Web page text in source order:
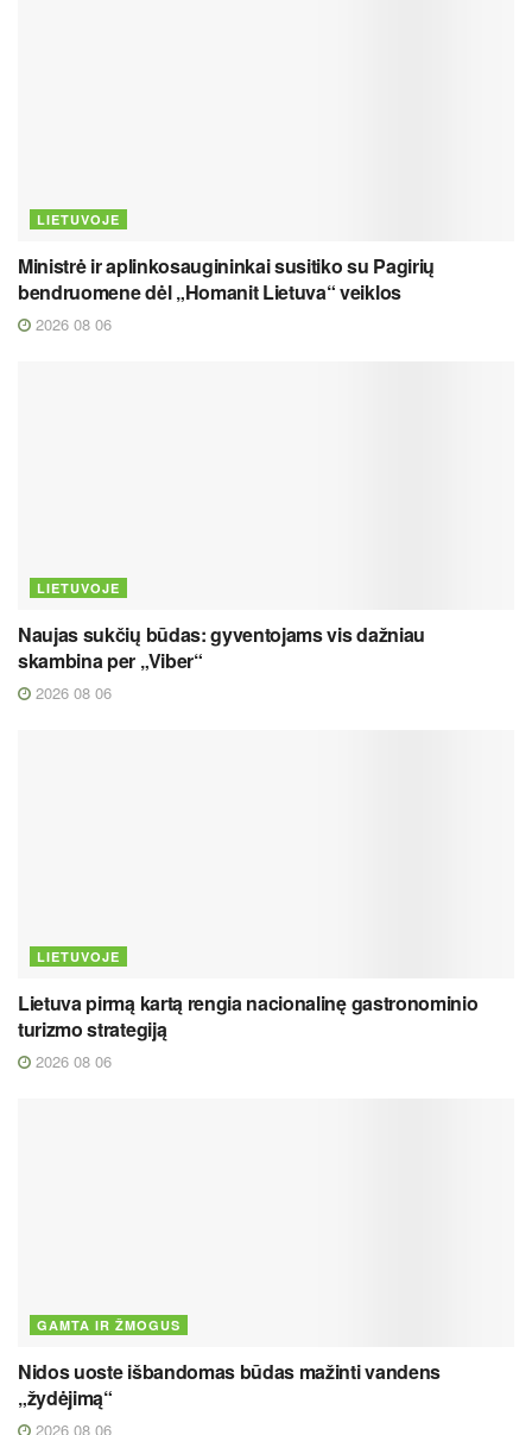
LIETUVOJE
Ministrė ir aplinkosaugininkai susitiko su Pagirių
bendruomene dėl „Homanit Lietuva“ veiklos
2026 08 06
LIETUVOJE
Naujas sukčių būdas: gyventojams vis dažniau
skambina per „Viber“
2026 08 06
LIETUVOJE
Lietuva pirmą kartą rengia nacionalinę gastronominio
turizmo strategiją
2026 08 06
GAMTA IR ŽMOGUS
Nidos uoste išbandomas būdas mažinti vandens
„žydėjimą“
2026 08 06